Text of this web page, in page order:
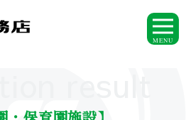
MENU